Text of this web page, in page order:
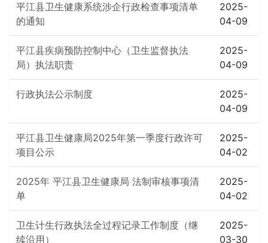
平江县卫生健康系统涉企行政检查事项清单
的通知
2025-
04-09
平江县疾病预防控制中心（卫生监督执法
局）执法职责
2025-
04-09
行政执法公示制度
2025-
04-09
平江县卫生健康局2025年第一季度行政许可
项目公示
2025-
04-02
2025年 平江县卫生健康局 法制审核事项清
单
2025-
04-02
卫生计生行政执法全过程记录工作制度（继
续沿用）
2025-
03-30